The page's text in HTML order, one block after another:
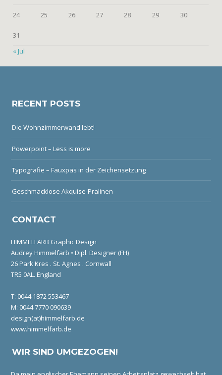
24 25 26 27 28 29 30
31
« Jul
RECENT POSTS
Die Wohnzimmerwand lebt!
Powerpoint – Less is more
Typografie – Fauxpas in der Zeichensetzung
Geschmacklose Akquise-Pralinen
CONTACT
HIMMELFARB Graphic Design
Audrey Himmelfarb • Dipl. Designer (FH)
26 Park Kres . St. Agnes . Cornwall
TR5 0AL. England
T: 0044 1872 553467
M: 0044 7770 090639
design(at)himmelfarb.de
www.himmelfarb.de
WIR SIND UMGEZOGEN!